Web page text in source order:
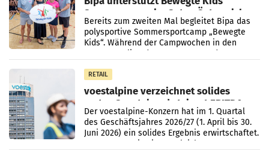
Sommercamps im Osten Österreichs
Bereits zum zweiten Mal begleitet Bipa das
polysportive Sommersportcamp „Bewegte
Kids“. Während der Campwochen in den
Monaten Juli und August versorgt das
RETAIL
voestalpine verzeichnet solides
erstes Quartal und steigert EBITDA
Der voestalpine-Konzern hat im 1. Quartal
des Geschäftsjahres 2026/27 (1. April bis 30.
Juni 2026) ein solides Ergebnis erwirtschaftet.
Der Umsatz stieg im Vergleich zur